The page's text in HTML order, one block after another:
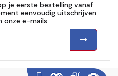
je eerste bestelling vanaf
eenvoudig uitschrijven
onze e-mails.